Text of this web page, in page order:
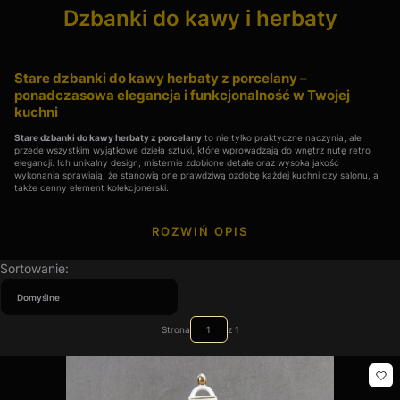
Dzbanki do kawy i herbaty
Stare dzbanki do kawy herbaty z porcelany –
ponadczasowa elegancja i funkcjonalność w Twojej
kuchni
Stare dzbanki do kawy herbaty z porcelany to nie tylko praktyczne naczynia, ale
przede wszystkim wyjątkowe dzieła sztuki, które wprowadzają do wnętrz nutę retro
elegancji. Ich unikalny design, misternie zdobione detale oraz wysoka jakość
wykonania sprawiają, że stanowią one prawdziwą ozdobę każdej kuchni czy salonu, a
także cenny element kolekcjonerski.
Dlaczego warto postawić na stare dzbanki do kawy herbaty z
1. Wyjątkowy design i historia:
charakteryzują się ręcznym malowaniem, precyzyjnymi zdobieniami oraz subtelnymi
akcentami złocenia, co czyni je unikatowymi.
Porcelana, z której wykonane są te dzbanki, to materiał
znany z trwałości i odporności. Dzięki tradycyjnym technikom wypału, stare dzbanki do
kawy herbaty zachowują swój blask i estetykę przez wiele lat, nawet przy codziennym
użytkowaniu.
Połączenie formy i funkcji sprawia, że te dzbanki doskonale
sprawdzają się zarówno przy codziennych rytuałach parzenia kawy czy herbaty, jak i
jako dekoracyjny element stołu podczas uroczystych spotkań.
ROZWIŃ OPIS
Lista produktów
Sortowanie:
Domyślne
Strona z 1